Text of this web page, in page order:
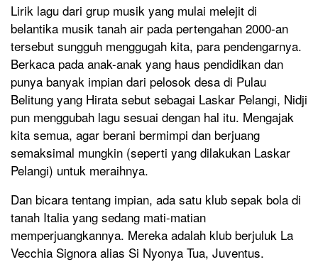
Lirik lagu dari grup musik yang mulai melejit di
belantika musik tanah air pada pertengahan 2000-an
tersebut sungguh menggugah kita, para pendengarnya.
Berkaca pada anak-anak yang haus pendidikan dan
punya banyak impian dari pelosok desa di Pulau
Belitung yang Hirata sebut sebagai Laskar Pelangi, Nidji
pun menggubah lagu sesuai dengan hal itu. Mengajak
kita semua, agar berani bermimpi dan berjuang
semaksimal mungkin (seperti yang dilakukan Laskar
Pelangi) untuk meraihnya.
Dan bicara tentang impian, ada satu klub sepak bola di
tanah Italia yang sedang mati-matian
memperjuangkannya. Mereka adalah klub berjuluk La
Vecchia Signora alias Si Nyonya Tua, Juventus.